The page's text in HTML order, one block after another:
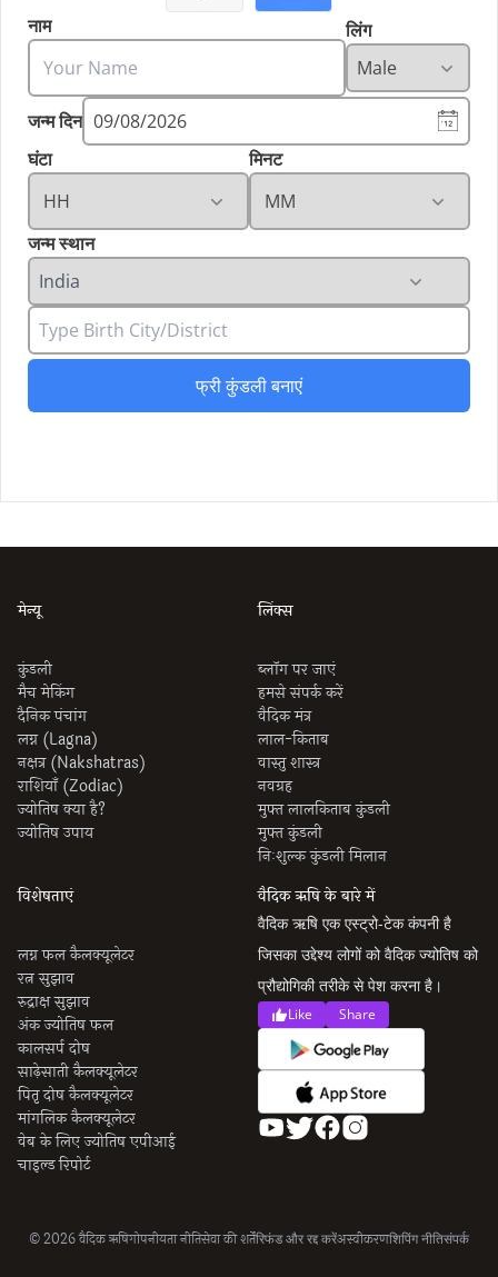
नाम लिंग
जन्म दिन 09/08/2026
घंटा
मिनट
जन्म स्थान
फ्री कुंडली बनाएं
मेन्यू
कुंडली
मैच मेकिंग
दैनिक पंचांग
लग्न (Lagna)
नक्षत्र (Nakshatras)
राशियाँ (Zodiac)
ज्योतिष क्या है?
ज्योतिष उपाय
लिंक्स
ब्लॉग पर जाएं
हमसे संपर्क करें
वैदिक मंत्र
लाल-किताब
वास्तु शास्त्र
नवग्रह
मुफ्त लालकिताब कुंडली
मुफ्त कुंडली
निःशुल्क कुंडली मिलान
विशेषताएं
लग्न फल कैलक्यूलेटर
रत्न सुझाव
रुद्राक्ष सुझाव
अंक ज्योतिष फल
कालसर्प दोष
साढ़ेसाती कैलक्यूलेटर
पितृ दोष कैलक्यूलेटर
मांगलिक कैलक्यूलेटर
वेब के लिए ज्योतिष एपीआई
चाइल्ड रिपोर्ट
वैदिक ऋषि के बारे में
वैदिक ऋषि एक एस्ट्रो-टेक कंपनी है
जिसका उद्देश्य लोगों को वैदिक ज्योतिष को
प्रौद्योगिकी तरीके से पेश करना है।
Like Share
© 2026 वैदिक ऋषिगोपनीयता नीतिसेवा की शर्तेंरिफंड और रद्द करेंअस्वीकरणशिपिंग नीतिसंपर्क